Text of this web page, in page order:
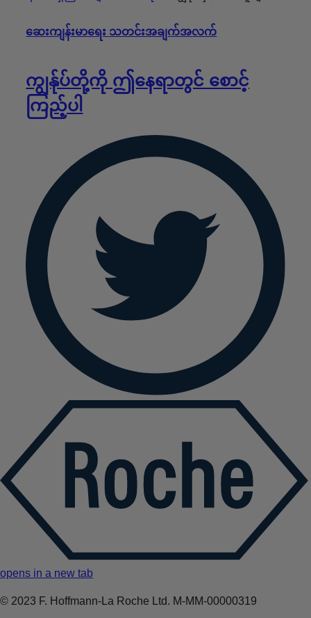
ဆေးကျန်းမာရေး သတင်းအချက်အလက်
ကျွန်ုပ်တို့ကို ဤနေရာတွင် စောင့်
ကြည့်ပါ
opens in a new tab
© 2023 F. Hoffmann-La Roche Ltd. M-MM-00000319